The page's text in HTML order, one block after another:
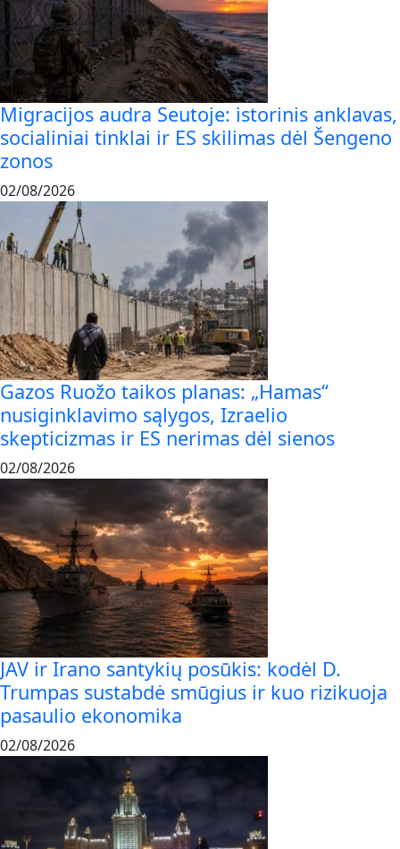
Migracijos audra Seutoje: istorinis anklavas,
socialiniai tinklai ir ES skilimas dėl Šengeno
zonos
02/08/2026
Gazos Ruožo taikos planas: „Hamas“
nusiginklavimo sąlygos, Izraelio
skepticizmas ir ES nerimas dėl sienos
02/08/2026
JAV ir Irano santykių posūkis: kodėl D.
Trumpas sustabdė smūgius ir kuo rizikuoja
pasaulio ekonomika
02/08/2026